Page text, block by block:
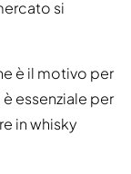
si
è il motivo per
essenziale per
in whisky